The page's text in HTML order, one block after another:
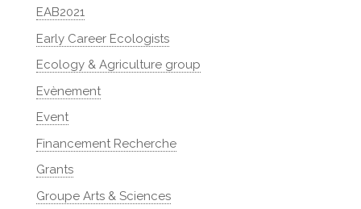
EAB2021
Early Career Ecologists
Ecology & Agriculture group
Evènement
Event
Financement Recherche
Grants
Groupe Arts & Sciences